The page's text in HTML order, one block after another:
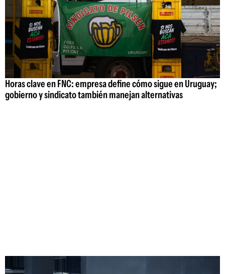
Horas clave en FNC: empresa define cómo sigue en Uruguay;
gobierno y sindicato también manejan alternativas